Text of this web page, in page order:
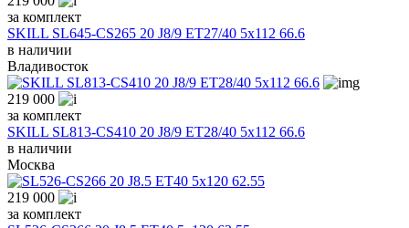
за комплект
SKILL SL645-CS265 20 J8/9 ET27/40 5x112 66.6
в наличии
Владивосток
219 000
за комплект
SKILL SL813-CS410 20 J8/9 ET28/40 5x112 66.6
в наличии
Москва
219 000
за комплект